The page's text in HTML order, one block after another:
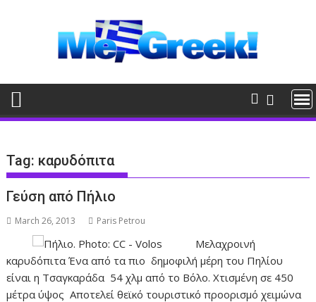
Tag: καρυδόπιτα
Γεύση από Πήλιο
March 26, 2013 Paris Petrou
Μελαχροινή
καρυδόπιτα Ένα από τα πιο δημοφιλή μέρη του Πηλίου
είναι η Τσαγκαράδα 54 χλμ από το Βόλο. Χτισμένη σε 450
μέτρα ύψος Αποτελεί θεϊκό τουριστικό προορισμό χειμώνα